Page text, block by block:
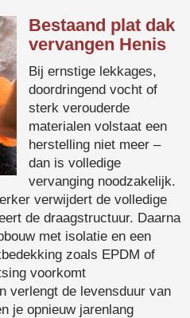
Bestaand plat dak
vervangen Henis
Bij ernstige lekkages,
doordringend vocht of
sterk verouderde
materialen volstaat een
herstelling niet meer –
dan is volledige
vervanging noodzakelijk.
verwijdert de volledige
de draagstructuur. Daarna
met isolatie en een
zoals EPDM of
voorkomt
verlengt de levensduur van
je opnieuw jarenlang